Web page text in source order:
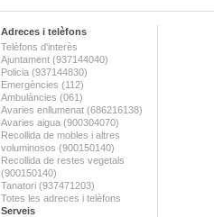
Adreces i telèfons
Telèfons d'interès
Ajuntament (937144040)
Policia (937144830)
Emergències (112)
Ambulàncies (061)
Avaries enllumenat (686216138)
Avaries aigua (900304070)
Recollida de mobles i altres
voluminosos (900150140)
Recollida de restes vegetals
(900150140)
Tanatori (937471203)
Totes les adreces i telèfons
Serveis